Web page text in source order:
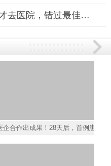
男子突发急性心梗强忍2天才去医院，错过最佳治疗时机引发严重并
满落幕
企合作出成果！28天后，首例患者